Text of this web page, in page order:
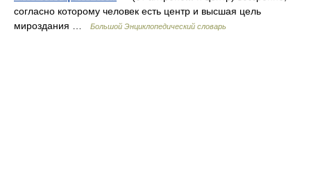
согласно которому человек есть центр и высшая цель
мироздания …
Большой Энциклопедический словарь